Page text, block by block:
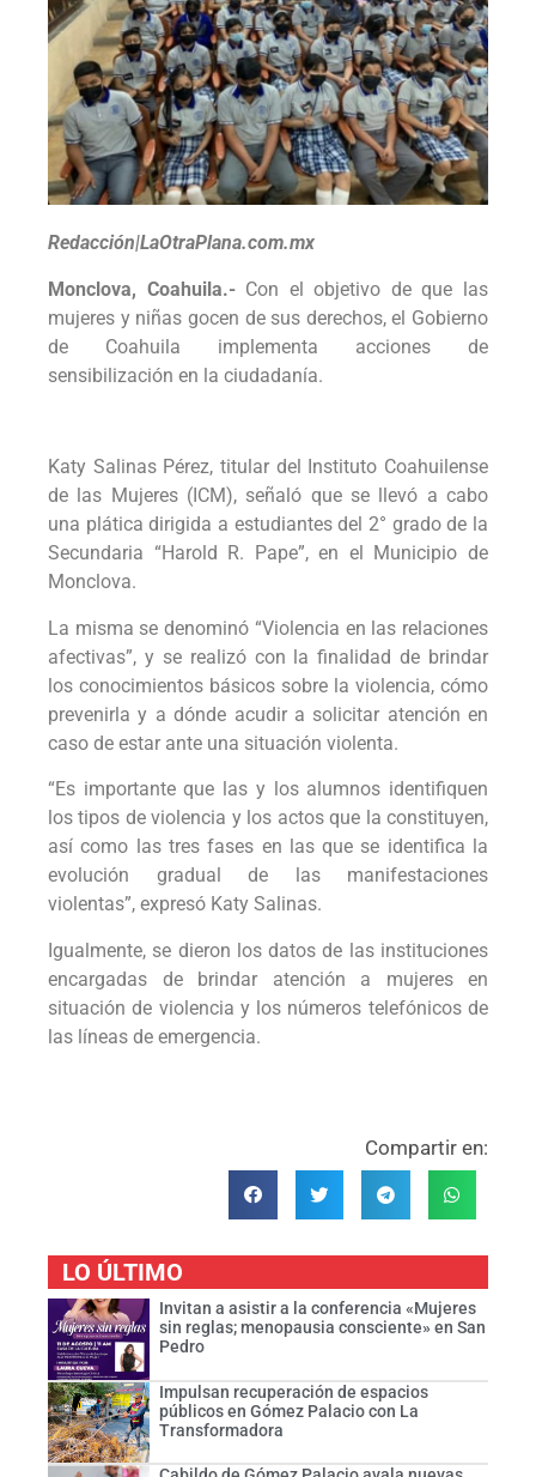
Redacción|LaOtraPlana.com.mx
Monclova, Coahuila.-Con el objetivo de que las
mujeres y niñas gocen de sus derechos, el Gobierno
de Coahuila implementa acciones de
sensibilización en la ciudadanía.
Katy Salinas Pérez, titular del Instituto Coahuilense
de las Mujeres (ICM), señaló que se llevó a cabo
una plática dirigida a estudiantes del 2° grado de la
Secundaria “Harold R. Pape”, en el Municipio de
Monclova.
La misma se denominó “Violencia en las relaciones
afectivas”, y se realizó con la finalidad de brindar
los conocimientos básicos sobre la violencia, cómo
prevenirla y a dónde acudir a solicitar atención en
caso de estar ante una situación violenta.
“Es importante que las y los alumnos identifiquen
los tipos de violencia y los actos que la constituyen,
así como las tres fases en las que se identifica la
evolución gradual de las manifestaciones
violentas”, expresó Katy Salinas.
Igualmente, se dieron los datos de las instituciones
encargadas de brindar atención a mujeres en
situación de violencia y los números telefónicos de
las líneas de emergencia.
Compartir en:
LO ÚLTIMO
Invitan a asistir a la conferencia «Mujeres
sin reglas; menopausia consciente» en San
Pedro
Impulsan recuperación de espacios
públicos en Gómez Palacio con La
Transformadora